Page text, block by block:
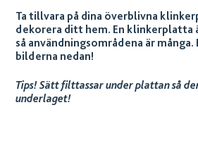
Ta tillvara på dina överblivna
dekorera ditt hem. En klinkerplatta
så användningsområdena är
bilderna nedan!
Tips! Sätt filttassar under plattan så
underlaget!